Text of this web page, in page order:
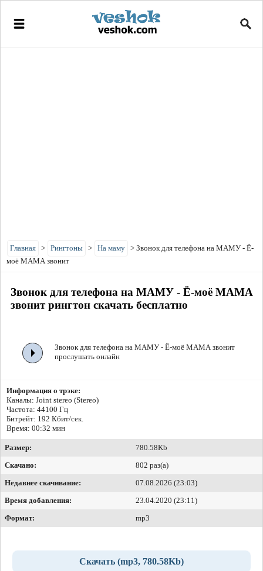
Главная > Рингтоны > На маму > Звонок для телефона на МАМУ - Ё-
моё МАМА звонит
Звонок для телефона на МАМУ - Ё-моё МАМА
звонит рингтон скачать бесплатно
Звонок для телефона на МАМУ - Ё-моё МАМА звонит
прослушать онлайн
Информация о трэке:
Каналы: Joint stereo (Stereo)
Частота: 44100 Гц
Битрейт: 192 Кбит/сек.
Время: 00:32 мин
Размер:
780.58Kb
Скачано:
802 раз(а)
Недавнее скачивание:
07.08.2026 (23:03)
Время добавления:
23.04.2020 (23:11)
Формат:
mp3
Скачать (mp3, 780.58Kb)